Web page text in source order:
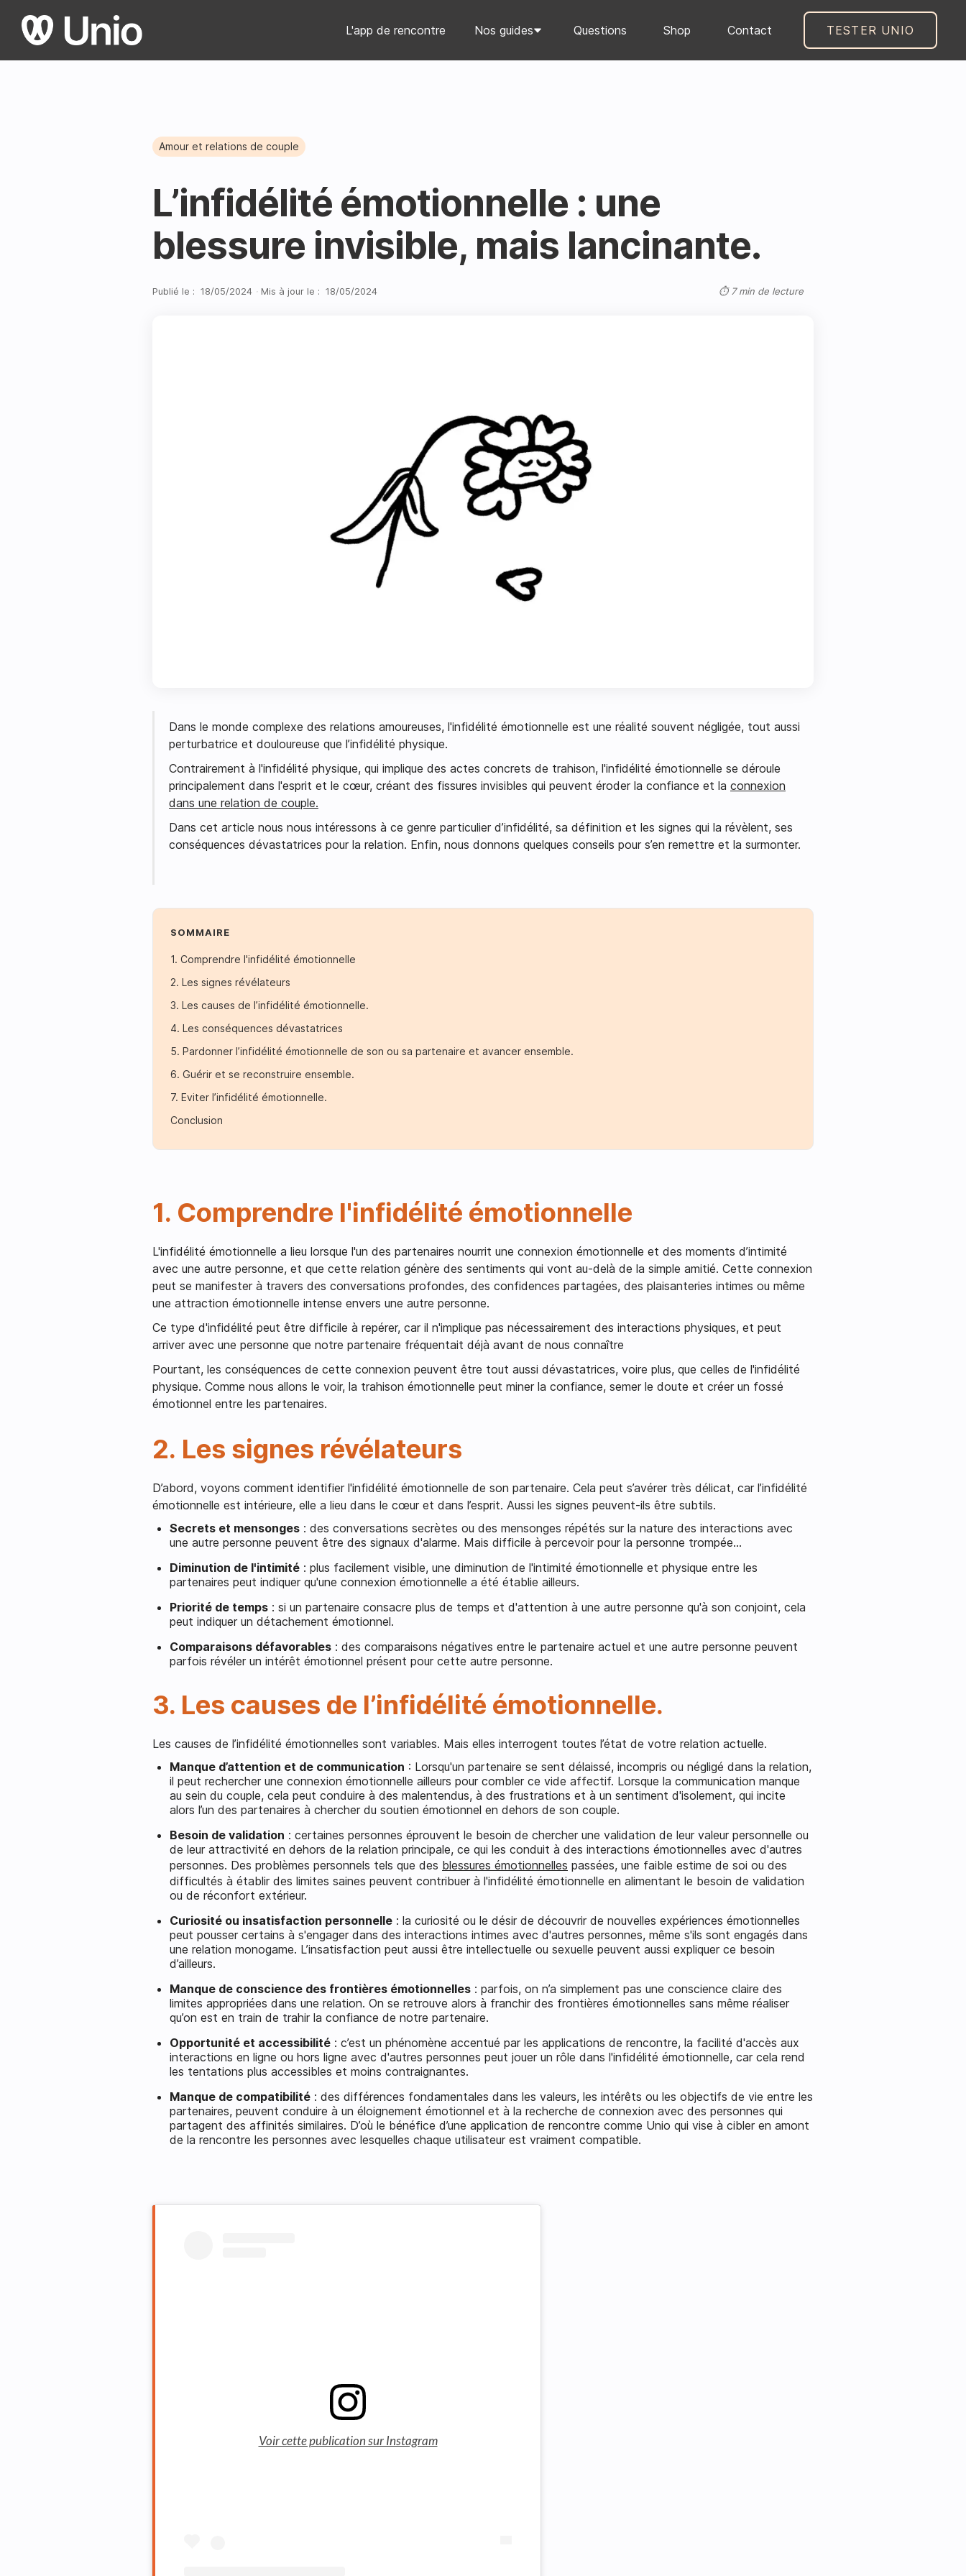
L'app de rencontre Nos guides Questions Shop Contact TESTER UNIO
Amour et relations de couple
L’infidélité émotionnelle : une
blessure invisible, mais lancinante.
Publié le : 18/05/2024 · Mis à jour le : 18/05/2024 ⏱ 7 min de lecture
Dans le monde complexe des relations amoureuses, l'infidélité émotionnelle est une réalité souvent négligée, tout aussi
perturbatrice et douloureuse que l’infidélité physique.
Contrairement à l'infidélité physique, qui implique des actes concrets de trahison, l'infidélité émotionnelle se déroule
principalement dans l'esprit et le cœur, créant des fissures invisibles qui peuvent éroder la confiance et la connexion
dans une relation de couple.
Dans cet article nous nous intéressons à ce genre particulier d’infidélité, sa définition et les signes qui la révèlent, ses
conséquences dévastatrices pour la relation. Enfin, nous donnons quelques conseils pour s’en remettre et la surmonter.
SOMMAIRE
1. Comprendre l'infidélité émotionnelle
2. Les signes révélateurs
3. Les causes de l’infidélité émotionnelle.
4. Les conséquences dévastatrices
5. Pardonner l’infidélité émotionnelle de son ou sa partenaire et avancer ensemble.
6. Guérir et se reconstruire ensemble.
7. Eviter l’infidélité émotionnelle.
Conclusion
1. Comprendre l'infidélité émotionnelle
L'infidélité émotionnelle a lieu lorsque l'un des partenaires nourrit une connexion émotionnelle et des moments d’intimité
avec une autre personne, et que cette relation génère des sentiments qui vont au-delà de la simple amitié. Cette connexion
peut se manifester à travers des conversations profondes, des confidences partagées, des plaisanteries intimes ou même
une attraction émotionnelle intense envers une autre personne.
Ce type d'infidélité peut être difficile à repérer, car il n'implique pas nécessairement des interactions physiques, et peut
arriver avec une personne que notre partenaire fréquentait déjà avant de nous connaître
Pourtant, les conséquences de cette connexion peuvent être tout aussi dévastatrices, voire plus, que celles de l'infidélité
physique. Comme nous allons le voir, la trahison émotionnelle peut miner la confiance, semer le doute et créer un fossé
émotionnel entre les partenaires.
2. Les signes révélateurs
D’abord, voyons comment identifier l'infidélité émotionnelle de son partenaire. Cela peut s’avérer très délicat, car l’infidélité
émotionnelle est intérieure, elle a lieu dans le cœur et dans l’esprit. Aussi les signes peuvent-ils être subtils.
Secrets et mensonges : des conversations secrètes ou des mensonges répétés sur la nature des interactions avec
une autre personne peuvent être des signaux d'alarme. Mais difficile à percevoir pour la personne trompée…
Diminution de l'intimité : plus facilement visible, une diminution de l'intimité émotionnelle et physique entre les
partenaires peut indiquer qu'une connexion émotionnelle a été établie ailleurs.
Priorité de temps : si un partenaire consacre plus de temps et d'attention à une autre personne qu'à son conjoint, cela
peut indiquer un détachement émotionnel.
Comparaisons défavorables : des comparaisons négatives entre le partenaire actuel et une autre personne peuvent
parfois révéler un intérêt émotionnel présent pour cette autre personne.
3. Les causes de l’infidélité émotionnelle.
Les causes de l’infidélité émotionnelles sont variables. Mais elles interrogent toutes l’état de votre relation actuelle.
Manque d’attention et de communication : Lorsqu'un partenaire se sent délaissé, incompris ou négligé dans la relation,
il peut rechercher une connexion émotionnelle ailleurs pour combler ce vide affectif. Lorsque la communication manque
au sein du couple, cela peut conduire à des malentendus, à des frustrations et à un sentiment d'isolement, qui incite
alors l’un des partenaires à chercher du soutien émotionnel en dehors de son couple.
Besoin de validation : certaines personnes éprouvent le besoin de chercher une validation de leur valeur personnelle ou
de leur attractivité en dehors de la relation principale, ce qui les conduit à des interactions émotionnelles avec d'autres
personnes. Des problèmes personnels tels que des blessures émotionnelles passées, une faible estime de soi ou des
difficultés à établir des limites saines peuvent contribuer à l'infidélité émotionnelle en alimentant le besoin de validation
ou de réconfort extérieur.
Curiosité ou insatisfaction personnelle : la curiosité ou le désir de découvrir de nouvelles expériences émotionnelles
peut pousser certains à s'engager dans des interactions intimes avec d'autres personnes, même s'ils sont engagés dans
une relation monogame. L’insatisfaction peut aussi être intellectuelle ou sexuelle peuvent aussi expliquer ce besoin
d’ailleurs.
Manque de conscience des frontières émotionnelles : parfois, on n’a simplement pas une conscience claire des
limites appropriées dans une relation. On se retrouve alors à franchir des frontières émotionnelles sans même réaliser
qu’on est en train de trahir la confiance de notre partenaire.
Opportunité et accessibilité : c’est un phénomène accentué par les applications de rencontre, la facilité d'accès aux
interactions en ligne ou hors ligne avec d'autres personnes peut jouer un rôle dans l'infidélité émotionnelle, car cela rend
les tentations plus accessibles et moins contraignantes.
Manque de compatibilité : des différences fondamentales dans les valeurs, les intérêts ou les objectifs de vie entre les
partenaires, peuvent conduire à un éloignement émotionnel et à la recherche de connexion avec des personnes qui
partagent des affinités similaires. D’où le bénéfice d’une application de rencontre comme Unio qui vise à cibler en amont
de la rencontre les personnes avec lesquelles chaque utilisateur est vraiment compatible.
Voir cette publication sur Instagram